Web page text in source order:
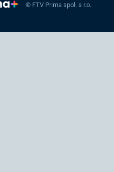
© FTV Prima spol. s r.o.